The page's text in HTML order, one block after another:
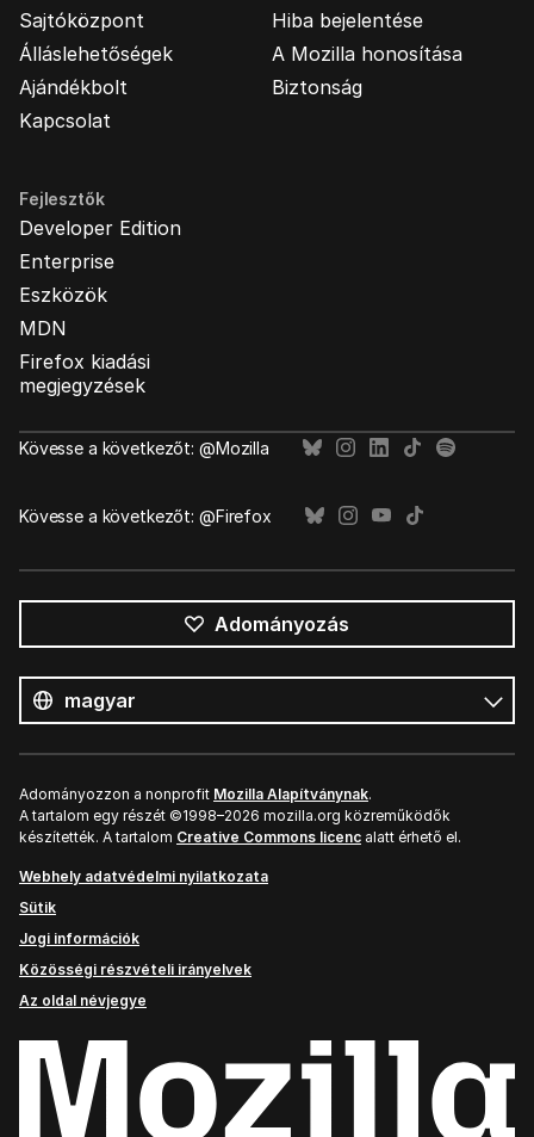
Sajtóközpont
Álláslehetőségek
Ajándékbolt
Kapcsolat
Hiba bejelentése
A Mozilla honosítása
Biztonság
Fejlesztők
Developer Edition
Enterprise
Eszközök
MDN
Firefox kiadási
megjegyzések
Kövesse a következőt: @Mozilla
Kövesse a következőt: @Firefox
Adományozás
nyelv
Nyelv
Adományozzon a nonprofit Mozilla Alapítványnak.
A tartalom egy részét ©1998–2026 mozilla.org közreműködők
készítették. A tartalom Creative Commons licenc alatt érhető el.
Webhely adatvédelmi nyilatkozata
Sütik
Jogi információk
Közösségi részvételi irányelvek
Az oldal névjegye